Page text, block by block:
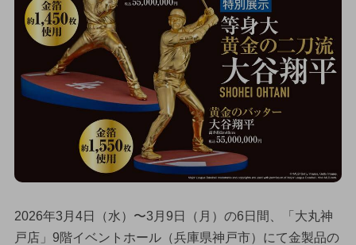
2026年3月4日（水）〜3月9日（月）の6日間、「大丸神
戸店」9階イベントホール（兵庫県神戸市）にて金製品の